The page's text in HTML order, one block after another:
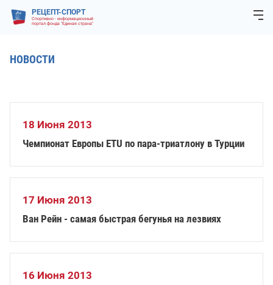
РЕЦЕПТ-СПОРТ
Спортивно - информационный
портал фонда "Единая страна"
НОВОСТИ
18 Июня 2013
Чемпионат Европы ETU по пара-триатлону в Турции
17 Июня 2013
Ван Рейн - самая быстрая бегунья на лезвиях
16 Июня 2013